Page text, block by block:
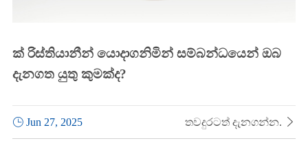
ක් රිස්තියානීන් යොදාගනිමින් සම්බන්ධයෙන් ඔබ
දැනගත යුතු කුමක්ද?
Jun 27, 2025 තවදුරටත් දැනගන්න. 